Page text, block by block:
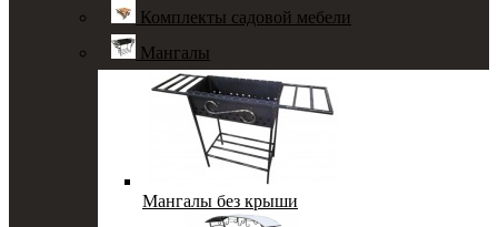
Комплекты садовой мебели
Мангалы
Мангалы без крыши